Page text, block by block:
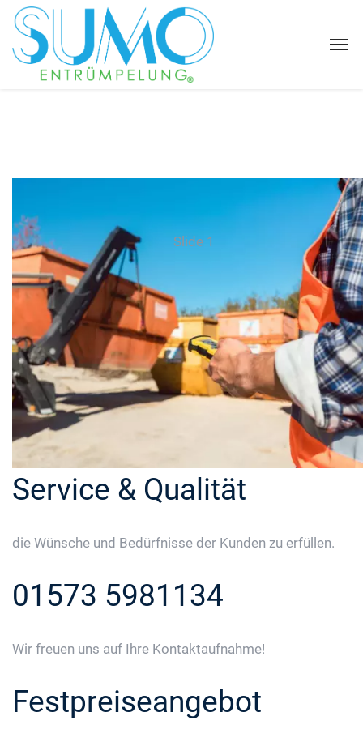
Slide 1
Service & Qualität
die Wünsche und Bedürfnisse der Kunden zu erfüllen.
01573 5981134
Wir freuen uns auf Ihre Kontaktaufnahme!
Festpreiseangebot